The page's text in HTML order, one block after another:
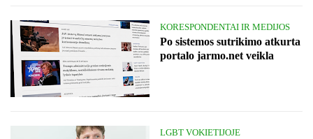
KORESPONDENTAI IR MEDIJOS
Po sistemos sutrikimo atkurta
portalo jarmo.net veikla
LGBT VOKIETIJOJE